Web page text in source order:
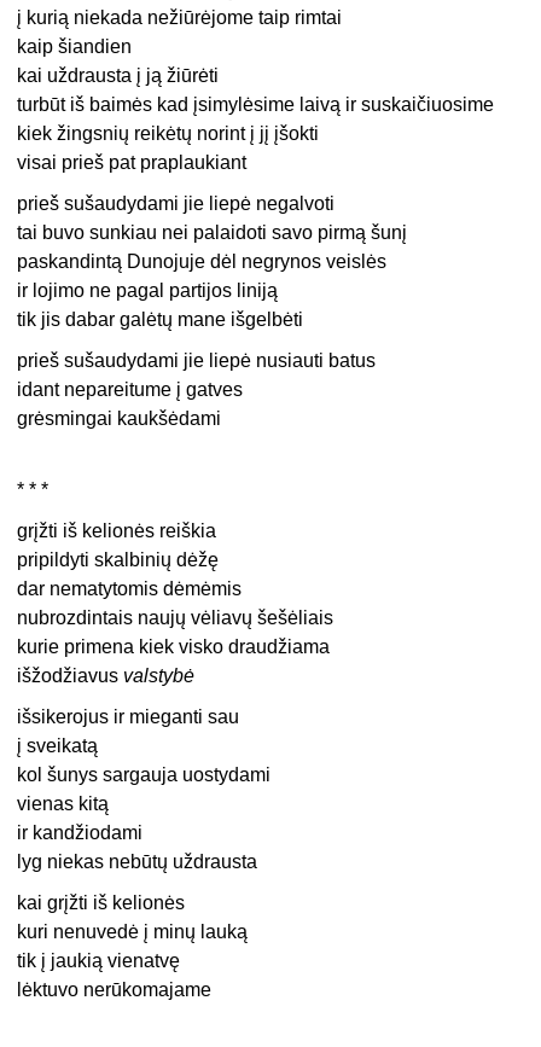
į kurią niekada nežiūrėjome taip rimtai
kaip šiandien
kai uždrausta į ją žiūrėti
turbūt iš baimės kad įsimylėsime laivą ir suskaičiuosime
kiek žingsnių reikėtų norint į jį įšokti
visai prieš pat praplaukiant
prieš sušaudydami jie liepė negalvoti
tai buvo sunkiau nei palaidoti savo pirmą šunį
paskandintą Dunojuje dėl negrynos veislės
ir lojimo ne pagal partijos liniją
tik jis dabar galėtų mane išgelbėti
prieš sušaudydami jie liepė nusiauti batus
idant nepareitume į gatves
grėsmingai kaukšėdami
* * *
grįžti iš kelionės reiškia
pripildyti skalbinių dėžę
dar nematytomis dėmėmis
nubrozdintais naujų vėliavų šešėliais
kurie primena kiek visko draudžiama
išžodžiavus valstybė
išsikerojus ir mieganti sau
į sveikatą
kol šunys sargauja uostydami
vienas kitą
ir kandžiodami
lyg niekas nebūtų uždrausta
kai grįžti iš kelionės
kuri nenuvedė į minų lauką
tik į jaukią vienatvę
lėktuvo nerūkomajame